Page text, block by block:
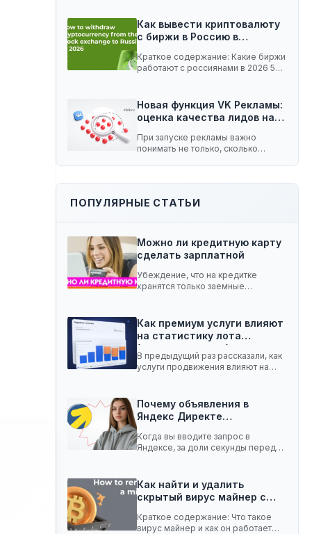
ключевой…
Как вывести криптовалюту
с биржи в Россию в…
Краткое содержание: Какие биржи
работают с россиянами в 2026 5
Новая функция VK Рекламы:
оценка качества лидов на…
При запуске рекламы важно
понимать не только, сколько
ПОПУЛЯРНЫЕ СТАТЬИ
Можно ли кредитную карту
сделать зарплатной
Убеждение, что на кредитке
хранятся только заемные
Как премиум услуги влияют
на статистику лота
(телеграм-канал)
В предыдущий раз рассказали, как
услуги продвижения влияют на
Почему объявления в
Яндекс Директе
Когда вы вводите запрос в
Яндексе, за доли секунды перед
Как найти и удалить
скрытый вирус майнер с…
Краткое содержание: Что такое
вирус майнер и как он работает